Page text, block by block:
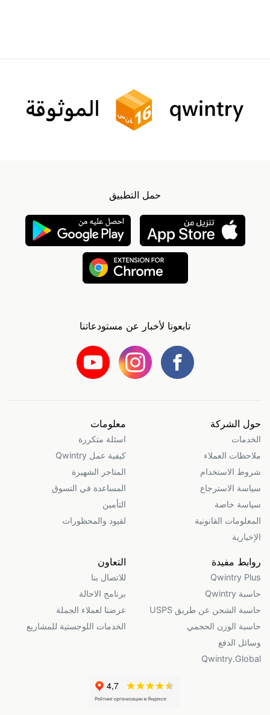
حمل التطبيق
تابعونا لأخبار عن مستودعاتنا
حول الشركة
الخدمات
ملاحظات العملاء
شروط الاستخدام
سياسة الاسترجاع
سياسة خاصة
المعلومات القانونية
الإخبارية
معلومات
اسئلة متكررة
كيفية عمل Qwintry
المتاجر الشهيرة
المساعدة في التسوق
التأمين
لقيود والمحظورات
روابط مفيدة
Qwintry Plus
حاسبة Qwintry
حاسبة الشحن عن طريق USPS
حاسبة الوزن الحجمي
وسائل الدفع
Qwintry.Global
التعاون
للاتصال بنا
برنامج الاحالة
عرضنا لعملاء الجملة
الخدمات اللوجستية للمشاريع